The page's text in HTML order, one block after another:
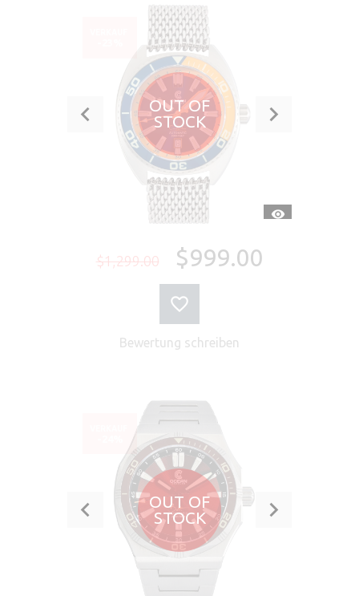
OUT OF
STOCK
$1,299.00 $999.00
Bewertung schreiben
OUT OF
STOCK